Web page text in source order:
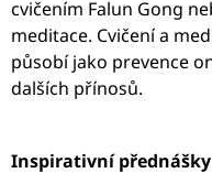
cvičením Falun Gong
meditace. Cvičení a
působí jako prevence
dalších přínosů.
Inspirativní